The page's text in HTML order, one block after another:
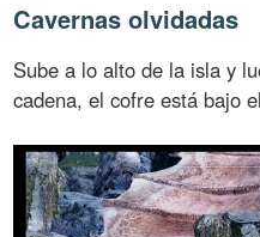
Cavernas olvidadas
Sube a lo alto de la isla y
cadena, el cofre está bajo